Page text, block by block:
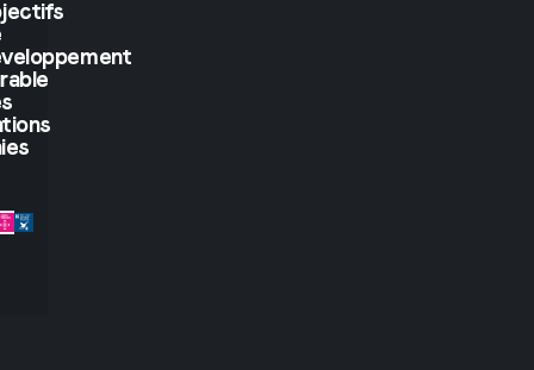
if
you
let
me